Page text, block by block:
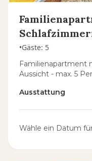
•Gäste: 5
Familienapartment
Aussicht - max. 5
Ausstattung
Wähle ein Datum